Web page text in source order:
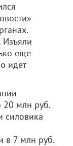
Изъяли
еще
идет
20 млн руб.
силовика
в 7 млн руб.